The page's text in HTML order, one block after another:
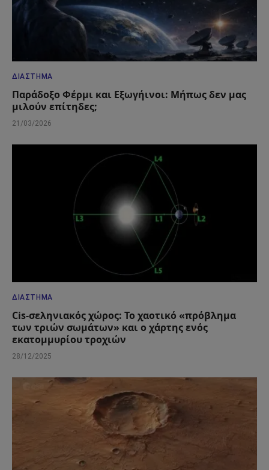
ΔΙΆΣΤΗΜΑ
Παράδοξο Φέρμι και Εξωγήινοι: Μήπως δεν μας
μιλούν επίτηδες;
21/03/2026
ΔΙΆΣΤΗΜΑ
Cis-σεληνιακός χώρος: Το χαοτικό «πρόβλημα
των τριών σωμάτων» και ο χάρτης ενός
εκατομμυρίου τροχιών
28/12/2025